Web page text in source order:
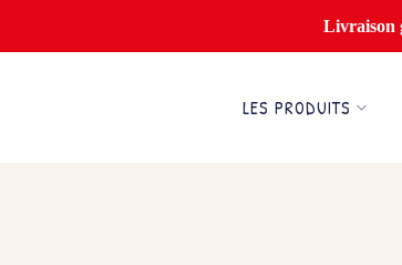
Livraison
LES PRODUITS